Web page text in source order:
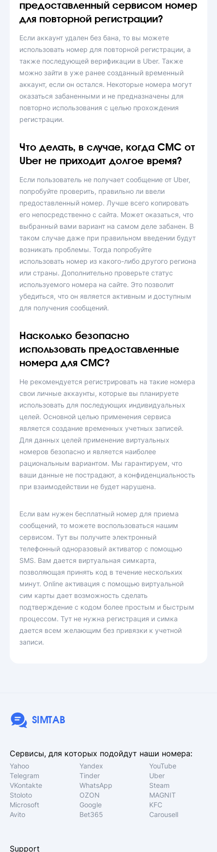
предоставленный сервисом номер
для повторной регистрации?
Если аккаунт удален без бана, то вы можете
использовать номер для повторной регистрации, а
также последующей верификации в Uber. Также
можно зайти в уже ранее созданный временный
аккаунт, если он остался. Некоторые номера могут
оказаться забаненными и не предназначены для
повторно использования с целью прохождения
регистрации.
Что делать, в случае, когда СМС от
Uber не приходит долгое время?
Если пользователь не получает сообщение от Uber,
попробуйте проверить, правильно ли ввели
предоставленный номер. Лучше всего копировать
его непосредственно с сайта. Может оказаться, что
выбранный вами вариант на самом деле забанен. В
таком случае даже при правильном введении будут
возникать проблемы. Тогда попробуйте
использовать номер из какого-либо другого региона
или страны. Дополнительно проверьте статус
используемого номера на сайте. Это позволит
убедиться, что он является активным и доступным
для получения сообщений.
Насколько безопасно
использовать предоставленные
номера для СМС?
Не рекомендуется регистрировать на такие номера
свои личные аккаунты, которые вы планируете
использовать для последующих индивидуальных
целей. Основной целью применения сервиса
является создание временных учетных записей.
Для данных целей применение виртуальных
номеров безопасно и является наиболее
рациональным вариантом. Мы гарантируем, что
ваши данные не пострадают, а конфиденциальность
при взаимодействии не будет нарушена.
Если вам нужен бесплатный номер для приема
сообщений, то можете воспользоваться нашим
сервисом. Тут вы получите электронный
телефонный одноразовый активатор с помощью
SMS. Вам дается виртуальная симкарта,
позволяющая принять код в течение нескольких
минут. Online активация с помощью виртуальной
сим карты дает возможность сделать
подтверждение с кодом более простым и быстрым
процессом. Тут не нужна регистрация и симка
дается всем желающим без привязки к учетной
записи.
SIMTAB
Сервисы, для которых подойдут наши номера:
Yahoo Yandex
YouTube
Telegram
Tinder
Uber
VKontakte
WhatsApp
Steam
Stoloto
OZON
MAGNIT
Microsoft
Google
KFC
Avito
Bet365 Carousell
Support